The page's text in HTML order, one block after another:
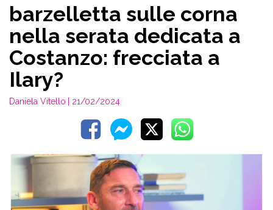
barzelletta sulle corna
nella serata dedicata a
Costanzo: frecciata a
Ilary?
Daniela Vitello | 21/02/2024